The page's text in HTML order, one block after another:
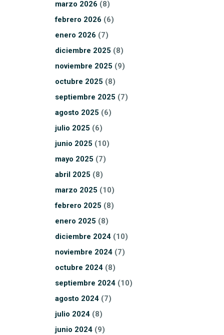
marzo 2026 (8)
febrero 2026 (6)
enero 2026 (7)
diciembre 2025 (8)
noviembre 2025 (9)
octubre 2025 (8)
septiembre 2025 (7)
agosto 2025 (6)
julio 2025 (6)
junio 2025 (10)
mayo 2025 (7)
abril 2025 (8)
marzo 2025 (10)
febrero 2025 (8)
enero 2025 (8)
diciembre 2024 (10)
noviembre 2024 (7)
octubre 2024 (8)
septiembre 2024 (10)
agosto 2024 (7)
julio 2024 (8)
junio 2024 (9)